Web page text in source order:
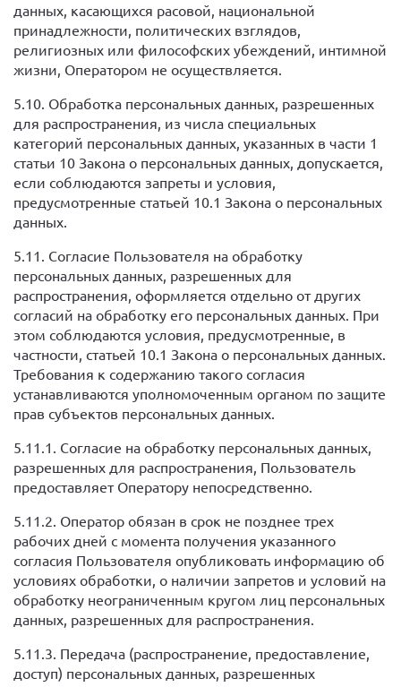
данных, касающихся расовой, национальной
принадлежности, политических взглядов,
религиозных или философских убеждений, интимной
жизни, Оператором не осуществляется.
5.10. Обработка персональных данных, разрешенных
для распространения, из числа специальных
категорий персональных данных, указанных в части 1
статьи 10 Закона о персональных данных, допускается,
если соблюдаются запреты и условия,
предусмотренные статьей 10.1 Закона о персональных
данных.
5.11. Согласие Пользователя на обработку
персональных данных, разрешенных для
распространения, оформляется отдельно от других
согласий на обработку его персональных данных. При
этом соблюдаются условия, предусмотренные, в
частности, статьей 10.1 Закона о персональных данных.
Требования к содержанию такого согласия
устанавливаются уполномоченным органом по защите
прав субъектов персональных данных.
5.11.1. Согласие на обработку персональных данных,
разрешенных для распространения, Пользователь
предоставляет Оператору непосредственно.
5.11.2. Оператор обязан в срок не позднее трех
рабочих дней с момента получения указанного
согласия Пользователя опубликовать информацию об
условиях обработки, о наличии запретов и условий на
обработку неограниченным кругом лиц персональных
данных, разрешенных для распространения.
5.11.3. Передача (распространение, предоставление,
доступ) персональных данных, разрешенных